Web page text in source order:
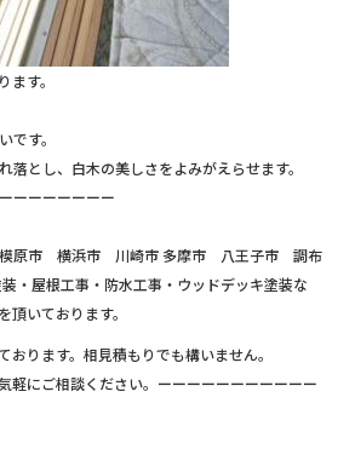
す。
す。
落とし、白木の美しさをよみがえらせます。
ーーーーーーー
模原市 横浜市 川崎市 多摩市 八王子市 調布
・屋根工事・防水工事・ウッドデッキ塗装な
頂いております。
おります。相見積もりでも構いません。
軽にご相談ください。ーーーーーーーーーーー